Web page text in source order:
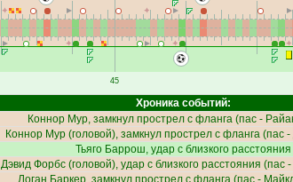
45
Хроника событий:
Коннор Мур, замкнул прострел с фланга (пас -
Коннор Мур (головой), замкнул прострел с фланга (пас -
Тьяго Баррош, удар с близкого расстояния
Дэвид Форбс (головой), удар с близкого расстояния (пас -
Логан Баркер, замкнул прострел с фланга (пас -